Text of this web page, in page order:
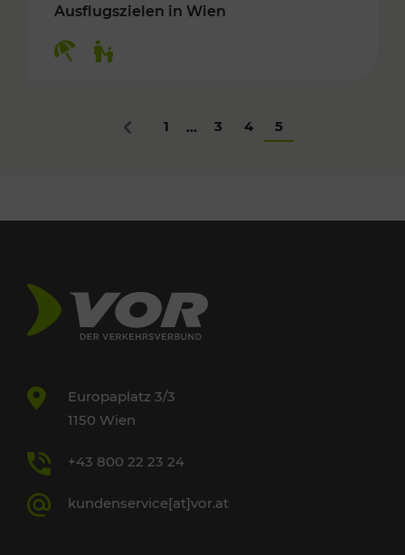
Ausflugszielen in Wien
Zurück
1 ... 3 4 5
Europaplatz 3/3
1150 Wien
+43 800 22 23 24
kundenservice[at]vor.at